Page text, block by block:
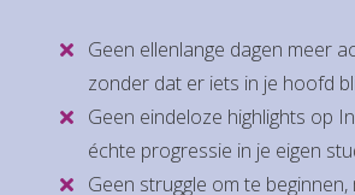
Geen ellenlange dagen meer
zonder dat er iets in je hoofd
Geen eindeloze highlights op
échte progressie in je eigen
Geen struggle om te beginnen,